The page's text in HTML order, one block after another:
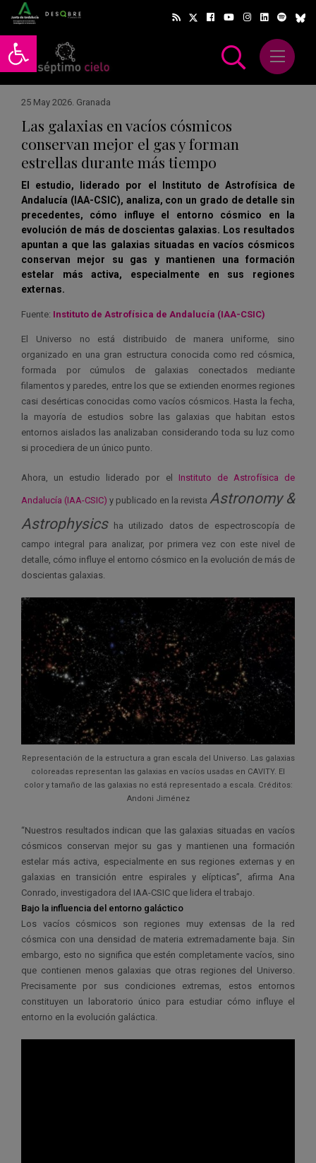
Abrir barra de herramientas
Abrir
25 May 2026. Granada
Las galaxias en vacíos cósmicos
conservan mejor el gas y forman
estrellas durante más tiempo
El estudio, liderado por el Instituto de Astrofísica de
Andalucía (IAA-CSIC), analiza, con un grado de detalle sin
precedentes, cómo influye el entorno cósmico en la
evolución de más de doscientas galaxias. Los resultados
apuntan a que las galaxias situadas en vacíos cósmicos
conservan mejor su gas y mantienen una formación
estelar más activa, especialmente en sus regiones
externas.
Fuente: Instituto de Astrofísica de Andalucía (IAA-CSIC)
El Universo no está distribuido de manera uniforme, sino
organizado en una gran estructura conocida como red cósmica,
formada por cúmulos de galaxias conectados mediante
filamentos y paredes, entre los que se extienden enormes regiones
casi desérticas conocidas como vacíos cósmicos. Hasta la fecha,
la mayoría de estudios sobre las galaxias que habitan estos
entornos aislados las analizaban considerando toda su luz como
si procediera de un único punto.
Ahora, un estudio liderado por el Instituto de Astrofísica de
Andalucía (IAA-CSIC) y publicado en la revista Astronomy &
Astrophysicsha utilizado datos de espectroscopía de
campo integral para analizar, por primera vez con este nivel de
detalle, cómo influye el entorno cósmico en la evolución de más de
doscientas galaxias.
Representación de la estructura a gran escala del Universo. Las galaxias
coloreadas representan las galaxias en vacíos usadas en CAVITY. El
color y tamaño de las galaxias no está representado a escala. Créditos:
Andoni Jiménez
“Nuestros resultados indican que las galaxias situadas en vacíos
cósmicos conservan mejor su gas y mantienen una formación
estelar más activa, especialmente en sus regiones externas y en
galaxias en transición entre espirales y elípticas”, afirma Ana
Conrado, investigadora del IAA-CSIC que lidera el trabajo.
Bajo la influencia del entorno galáctico
Los vacíos cósmicos son regiones muy extensas de la red
cósmica con una densidad de materia extremadamente baja. Sin
embargo, esto no significa que estén completamente vacíos, sino
que contienen menos galaxias que otras regiones del Universo.
Precisamente por sus condiciones extremas, estos entornos
constituyen un laboratorio único para estudiar cómo influye el
entorno en la evolución galáctica.